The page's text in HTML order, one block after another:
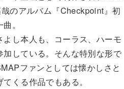
のアルバム『Checkpoint』初
。
よし本人も、コーラス、ハーモ
している。そんな特別な形で
ファンとしては懐かしさと
くる作品でもある。